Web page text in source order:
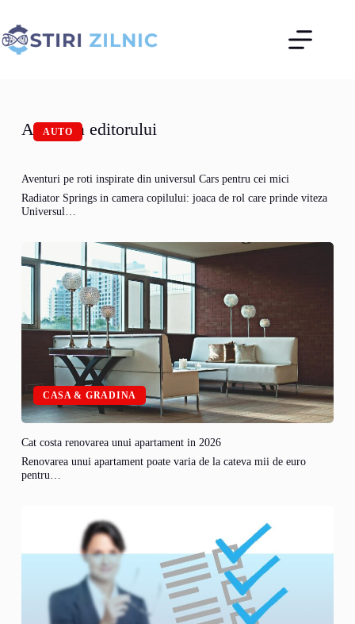
conținut
Alegerea editorului
AUTO
Aventuri pe roti inspirate din universul Cars pentru cei mici
Radiator Springs in camera copilului: joaca de rol care prinde viteza
Universul…
CASA & GRADINA
Cat costa renovarea unui apartament in 2026
Renovarea unui apartament poate varia de la cateva mii de euro
pentru…